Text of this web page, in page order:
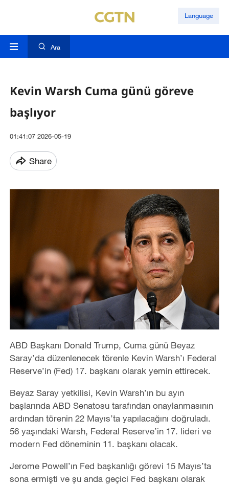
Language
Ara
Kevin Warsh Cuma günü göreve
başlıyor
01:41:07 2026-05-19
Share
ABD Başkanı Donald Trump, Cuma günü Beyaz
Saray’da düzenlenecek törenle Kevin Warsh’ı Federal
Reserve’in (Fed) 17. başkanı olarak yemin ettirecek.
Beyaz Saray yetkilisi, Kevin Warsh’ın bu ayın
başlarında ABD Senatosu tarafından onaylanmasının
ardından törenin 22 Mayıs’ta yapılacağını doğruladı.
56 yaşındaki Warsh, Federal Reserve’in 17. lideri ve
modern Fed döneminin 11. başkanı olacak.
Jerome Powell’ın Fed başkanlığı görevi 15 Mayıs’ta
sona ermişti ve şu anda geçici Fed başkanı olarak